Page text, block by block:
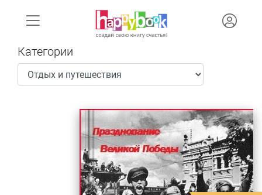
Категории